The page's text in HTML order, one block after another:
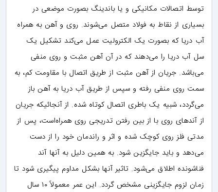
توسط اتصالات مکانیکی و یا باندینگ بصورت موضعی در
بسیاری از نقاط به فولاد متصل می‌شوند. روی و آهن به همراه
آب دریا که بصورت یک الکترولیت عمل می‌کند تشکیل یک
سل آب دریا را می‌دهند که در آن آهن مثبت و روی منفی
می‌باشد. جریان از آهن مثبت از طریق اتصال با مقاومت کم، به
سمت روی منفی رفته و سپس از طریق آب دریا به آهن باز
می‌گردد، شبیه یک باطری اتصال کوتاه شده. از آنجائیکه جریان
از آندهای روی با از بین رفتن تدریجی روی همراه‌است، پس از
مدتی فلز روی کوچک شده و اثر و راندمان خود را از دست
می‌دهد و باید جایگزین شود. به همین دلیل به آنها آند
فناشونده اطلاق می‌شود. تاثیر آنها بشکل مداوم پیگیری شود تا
زمان لزوم جایگزینی مشخص گردد. این عمر معمولاً ۱۰ سال